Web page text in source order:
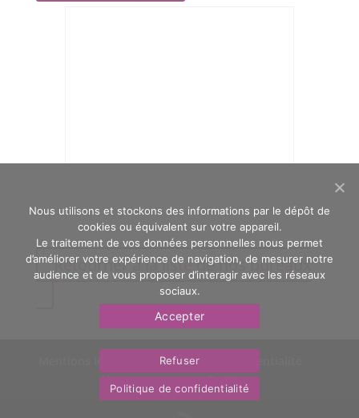
Retourner à la liste de nos bureaux
Politique de confidentialité
Nous contacter
OasYs
Nous utilisons et stockons des informations par le dépôt de
cookies ou équivalent sur votre appareil.
Le traitement de vos données personnelles nous permet
d’améliorer votre expérience de navigation, de mesurer notre
audience et de vous proposer d’interagir avec les réseaux
sociaux.
Accepter
Refuser
Politique de confidentialité